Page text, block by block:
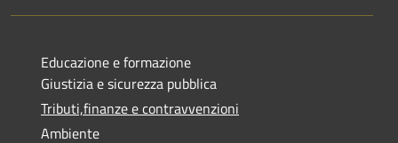
Educazione e formazione
Giustizia e sicurezza pubblica
Tributi,finanze e contravvenzioni
Ambiente